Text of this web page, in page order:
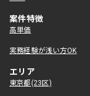
案件特徴
高単価
実務経験が浅い方OK
エリア
東京都(23区)